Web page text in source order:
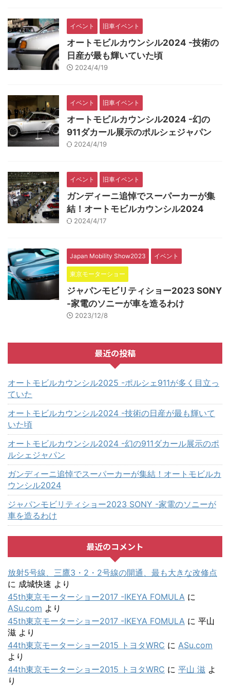
イベント 旧車イベント
オートモビルカウンシル2024 -技術の
日産が最も輝いていた頃
2024/4/19
イベント 旧車イベント
オートモビルカウンシル2024 -幻の
911ダカール展示のポルシェジャパン
2024/4/19
イベント 旧車イベント
ガンディーニ追悼でスーパーカーが集
結！オートモビルカウンシル2024
2024/4/17
Japan Mobility Show2023 イベント
東京モーターショー
ジャパンモビリティショー2023 SONY
-家電のソニーが車を造るわけ
2023/12/8
最近の投稿
オートモビルカウンシル2025 -ポルシェ911が多く目立っ
ていた
オートモビルカウンシル2024 -技術の日産が最も輝いて
いた頃
オートモビルカウンシル2024 -幻の911ダカール展示のポ
ルシェジャパン
ガンディーニ追悼でスーパーカーが集結！オートモビルカ
ウンシル2024
ジャパンモビリティショー2023 SONY -家電のソニーが
車を造るわけ
最近のコメント
放射5号線、三鷹3・2・2号線の開通、最も大きな改修点
に 成城快速 より
45th東京モーターショー2017 -IKEYA FOMULA に
ASu.com より
45th東京モーターショー2017 -IKEYA FOMULA に 平山
滋 より
44th東京モーターショー2015 トヨタWRC に ASu.com
より
44th東京モーターショー2015 トヨタWRC に 平山 滋 よ
り